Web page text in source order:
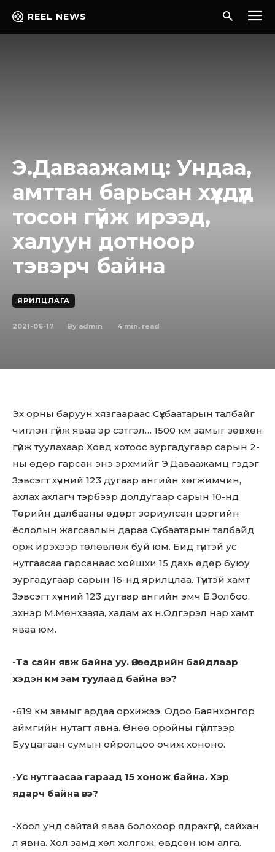
REEL NEWS
Э.Даваажамц: Ундаа,
амттан барьсан хүүхдүүд
тосон гүйж ирээд,
халуун дотноор
тэвэрч байна
ЯРИЛЦЛАГА
2021-06-17 By admin 4 min. read
Эх орны баруун хязгаараас Сүхбаатарын талбайг
чиглэн гүйж яваа эр сэтгэл… 1500 км замыг зөвхөн
гүйж туулахаар Ховд хотоос зургадугаар сарын 2-
ны өдөр гарсан энэ эрхмийг Э.Даваажамц гэдэг.
Зэвсэгт хүчний 123 дугаар ангийн хөгжимчин,
ахлах ахлагч тэрбээр долдугаар сарын 10-нд
Төрийн далбааны өдөрт зориулсан цэргийн
ёслолын жагсаалын дараа Сүхбаатарын талбайд
орж ирэхээр төлөвлөж буй юм. Бид түүнтэй ус
нутгаасаа гарсанаас хойшхи 15 дахь өдөр буюу
зургадугаар сарын 16-нд ярилцлаа. Түүнтэй хамт
Зэвсэгт хүчний 123 дугаар ангийн эмч Б.Золбоо,
эхнэр М.Мөнхзаяа, хадам ах н.Одгэрэл нар хамт
яваа юм.
-Та сайн явж байна уу. Өнөөдрийн байдлаар
хэдэн км зам туулаад байна вэ?
-619 км замыг ардаа орхижээ. Одоо Баянхонгор
аймгийн нутагт явна. Өнөө оройны гүйлтээр
Бууцагаан сумын ойролцоо очиж хононо.
-Ус нутгаасаа гараад 15 хонож байна. Хэр
ядарч байна вэ?
-Хоол унд сайтай яваа болохоор ядрахгүй, сайхан
л явна. Хол замд хөл холгож, өвдсөн юм алга.